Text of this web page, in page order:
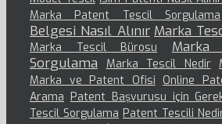
Marka Patent Tescil Sorgulama
Belgesi Nasıl Alınır Marka
Marka Tescil Bürosu
Marka
Sorgulama
Marka Tescil Nedir
Marka ve Patent Ofisi Online
Arama Patent Başvurusu için
Tescil Sorgulama Patent Tescili